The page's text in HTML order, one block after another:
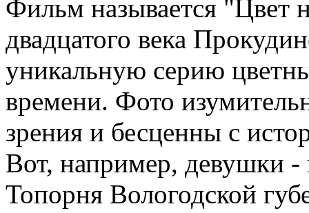
Фильм называется "Цвет
двадцатого века
уникальную серию
времени. Фото
зрения и бесценны с
Вот, например, девушки -
Топорня Вологодской